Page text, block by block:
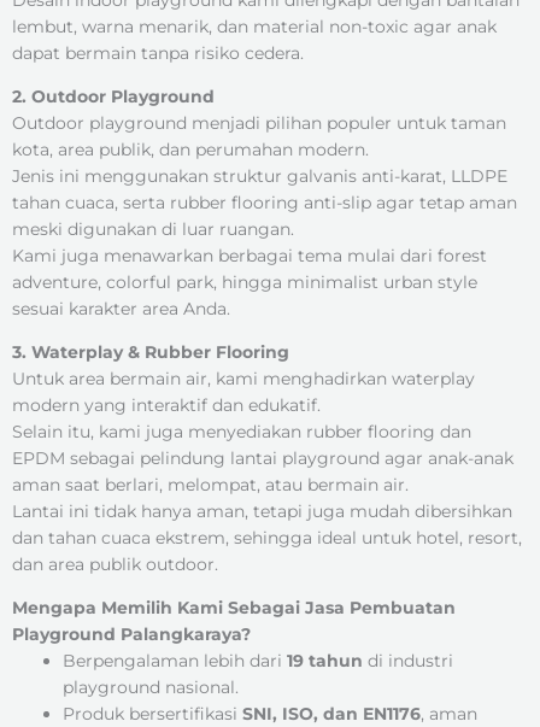
lembut, warna menarik, dan material non-toxic agar anak
dapat bermain tanpa risiko cedera.
2. Outdoor Playground
Outdoor playground menjadi pilihan populer untuk taman
kota, area publik, dan perumahan modern.
Jenis ini menggunakan struktur galvanis anti-karat, LLDPE
tahan cuaca, serta rubber flooring anti-slip agar tetap aman
meski digunakan di luar ruangan.
Kami juga menawarkan berbagai tema mulai dari forest
adventure, colorful park, hingga minimalist urban style
sesuai karakter area Anda.
3. Waterplay & Rubber Flooring
Untuk area bermain air, kami menghadirkan waterplay
modern yang interaktif dan edukatif.
Selain itu, kami juga menyediakan rubber flooring dan
EPDM sebagai pelindung lantai playground agar anak-anak
aman saat berlari, melompat, atau bermain air.
Lantai ini tidak hanya aman, tetapi juga mudah dibersihkan
dan tahan cuaca ekstrem, sehingga ideal untuk hotel, resort,
dan area publik outdoor.
Mengapa Memilih Kami Sebagai Jasa Pembuatan
Playground Palangkaraya?
Berpengalaman lebih dari 19 tahun di industri
playground nasional.
Produk bersertifikasi SNI, ISO, dan EN1176, aman